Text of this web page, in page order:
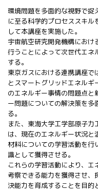
環境問題を多面的な視野で捉
に至る科学的プロセススキ
して本講座を実施した。
宇宙航空研究開発機構におけ
行うことによって次世代エネ
する。
東京ガスにおける連携講座で
とスマートグリッドエネル
のエネルギー事情の問題点
ー問題についての解決策を多
る。
また、東海大学工学部原子
は、現在のエネルギー状況
材料についての学習活動を行
識として獲得させる。
これらの学習活動により、
考察できる能力を獲得させ、
決能力を育成することを目的